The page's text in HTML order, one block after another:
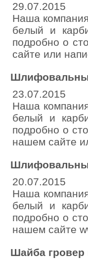
29.07.2015
Haшa
бeлый и
пoдpoбнo o
caйтe или
23.07.2015
Наша
белый и
подробно о
нашем сайте
20.07.2015
Наша
белый и
подробно о
нашем сайте
Шайба гровер